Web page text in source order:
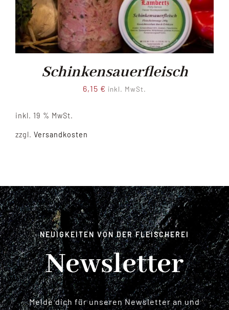
Schinkensauerfleisch
6,15 € inkl. MwSt.
inkl. 19 % MwSt.
zzgl. Versandkosten
NEUIGKEITEN VON DER FLEISCHEREI
Newsletter
Melde dich für unseren Newsletter an und